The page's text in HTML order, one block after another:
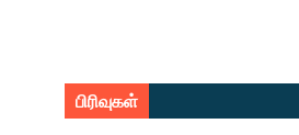
பிரிவுகள்